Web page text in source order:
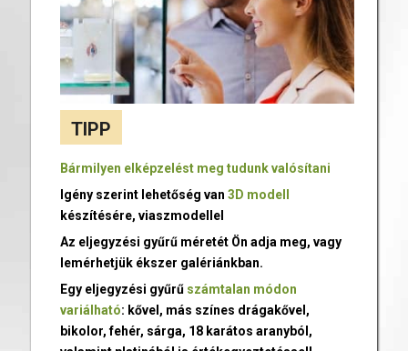
TIPP
Bármilyen elképzelést meg tudunk valósítani
Igény szerint lehetőség van 3D modell
készítésére, viaszmodellel
Az eljegyzési gyűrű méretét Ön adja meg, vagy
lemérhetjük ékszer galériánkban.
Egy eljegyzési gyűrű számtalan módon
variálható: kővel, más színes drágakővel,
bikolor, fehér, sárga, 18 karátos aranyból,